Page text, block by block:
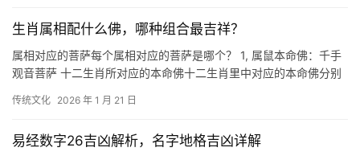
生肖属相配什么佛，哪种组合最吉祥？
属相对应的菩萨每个属相对应的菩萨是哪个？ 1, 属鼠本命佛：千手
观音菩萨 十二生肖所对应的本命佛十二生肖里中对应的本命佛分别
传统文化 2026 年 1 月 21 日
易经数字26吉凶解析，名字地格吉凶详解